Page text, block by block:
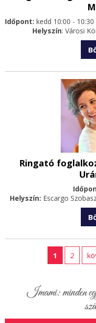
Időpont: kedd 10:00 -
Helyszín: Városi
Ringató
Helyszín: Escargo
1 2
Imami: minden